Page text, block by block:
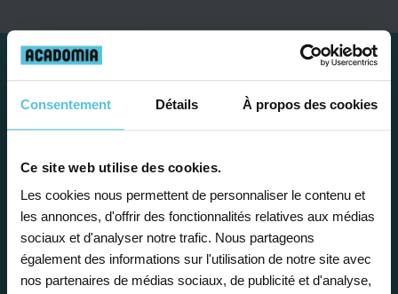
Consentement Détails À propos des cookies
Ce site web utilise des cookies.
Les cookies nous permettent de personnaliser le contenu et
les annonces, d'offrir des fonctionnalités relatives aux médias
sociaux et d'analyser notre trafic. Nous partageons
également des informations sur l'utilisation de notre site avec
nos partenaires de médias sociaux, de publicité et d'analyse,
Étape 1